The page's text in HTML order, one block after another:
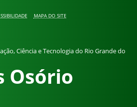
MAPA DO SITE
Ciência e Tecnologia do Rio Grande do
Osório